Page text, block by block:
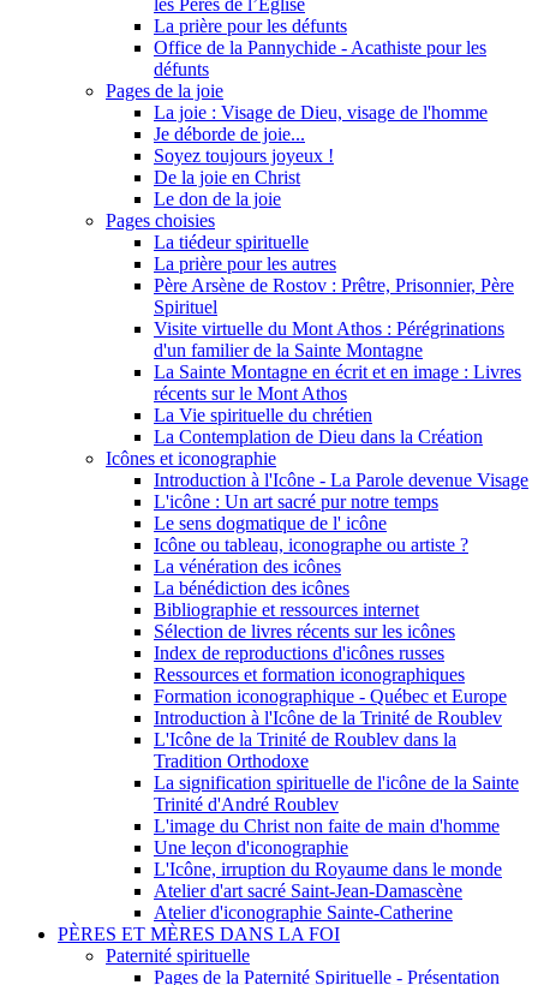
La prière pour les défunts
Office de la Pannychide - Acathiste pour les
défunts
Pages de la joie
La joie : Visage de Dieu, visage de l'homme
Je déborde de joie...
Soyez toujours joyeux !
De la joie en Christ
Le don de la joie
Pages choisies
La tiédeur spirituelle
La prière pour les autres
Père Arsène de Rostov : Prêtre, Prisonnier, Père
Spirituel
Visite virtuelle du Mont Athos : Pérégrinations
d'un familier de la Sainte Montagne
La Sainte Montagne en écrit et en image : Livres
récents sur le Mont Athos
La Vie spirituelle du chrétien
La Contemplation de Dieu dans la Création
Icônes et iconographie
Introduction à l'Icône - La Parole devenue Visage
L'icône : Un art sacré pur notre temps
Le sens dogmatique de l' icône
Icône ou tableau, iconographe ou artiste ?
La vénération des icônes
La bénédiction des icônes
Bibliographie et ressources internet
Sélection de livres récents sur les icônes
Index de reproductions d'icônes russes
Ressources et formation iconographiques
Formation iconographique - Québec et Europe
Introduction à l'Icône de la Trinité de Roublev
L'Icône de la Trinité de Roublev dans la
Tradition Orthodoxe
La signification spirituelle de l'icône de la Sainte
Trinité d'André Roublev
L'image du Christ non faite de main d'homme
Une leçon d'iconographie
L'Icône, irruption du Royaume dans le monde
Atelier d'art sacré Saint-Jean-Damascène
Atelier d'iconographie Sainte-Catherine
PÈRES ET MÈRES DANS LA FOI
Paternité spirituelle
Pages de la Paternité Spirituelle - Présentation